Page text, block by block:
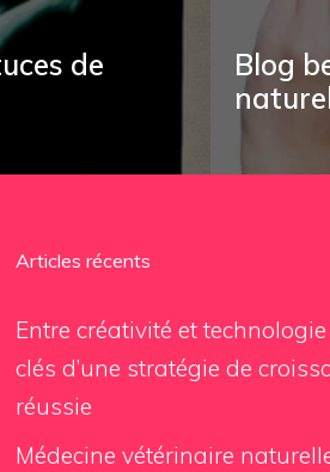
de
Blog
Articles récents
Entre créativité et technologie
clés d’une stratégie de
réussie
Médecine vétérinaire